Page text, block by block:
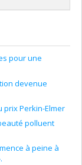
de
pour les
l'innovation
pour une
devenue
prix Perkin-Elmer
polluent
à peine à